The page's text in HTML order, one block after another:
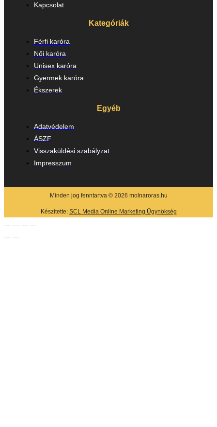
Kapcsolat
Kategóriák
Férfi karóra
Női karóra
Unisex karóra
Gyermek karóra
Ékszerek
Egyéb
Adatvédelem
ÁSZF
Visszaküldési szabályzat
Impresszum
Minden jog fenntartva © 2026 molnaroras.hu
Készítette: SCL Media Online Marketing Ügynökség